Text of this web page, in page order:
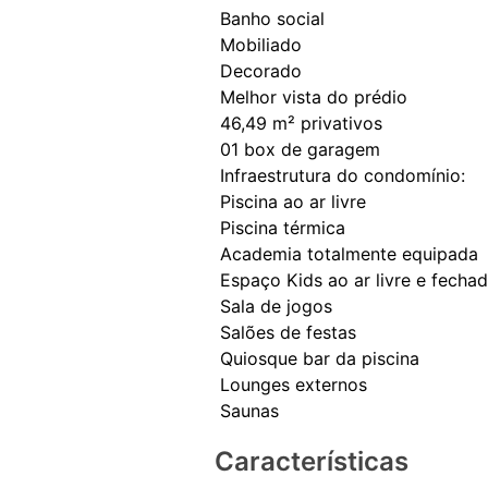
Banho social
Mobiliado
Decorado
Melhor vista do prédio
46,49 m² privativos
01 box de garagem
Infraestrutura do condomínio:
Piscina ao ar livre
Piscina térmica
Academia totalmente equipada
Espaço Kids ao ar livre e
Sala de jogos
Salões de festas
Quiosque bar da piscina
Lounges externos
Características